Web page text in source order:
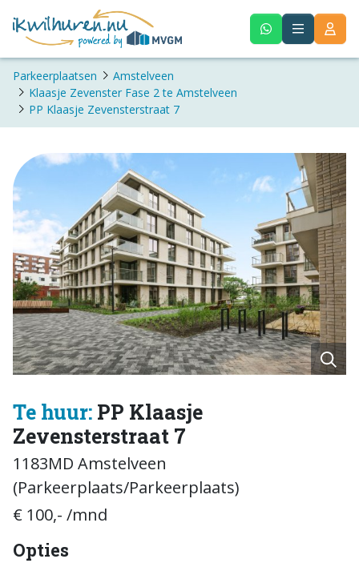
Parkeerplaatsen
Amstelveen
Klaasje Zevenster Fase 2 te Amstelveen
PP Klaasje Zevensterstraat 7
Te huur: PP Klaasje
Zevensterstraat 7
1183MD Amstelveen
(Parkeerplaats/Parkeerplaats)
€ 100,- /mnd
Opties